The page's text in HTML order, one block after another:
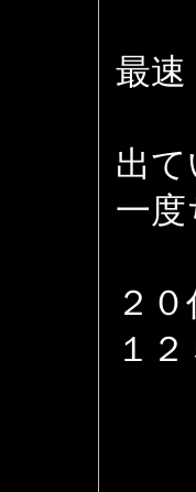
最速
出て
一
２
１